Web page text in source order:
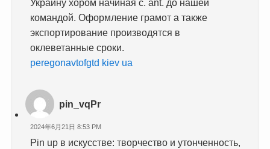
Украину хором начиная с. ant. до нашей
командой. Оформление грамот а также
экспортирование производятся в
оклеветанные сроки.
peregonavtofgtd kiev ua
pin_vqPr
2024年6月21日 8:53 PM
Pin up в искусстве: творчество и утонченность,